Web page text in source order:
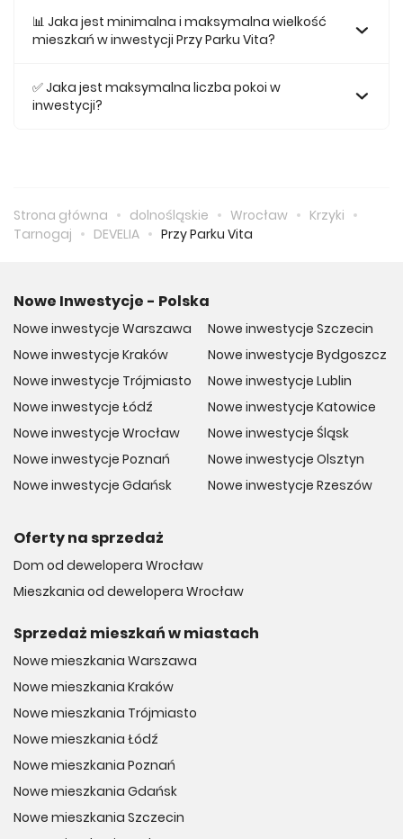
451 828 zł.
📊 Jaka jest minimalna i maksymalna wielkość
mieszkań w inwestycji Przy Parku Vita?
Vita posiada 100,62, natomiast najmniejsze mieszkanie
ma metraż 29,34.
✅ Jaka jest maksymalna liczba pokoi w
inwestycji?
Strona główna dolnośląskie Wrocław
Krzyki
Tarnogaj
DEVELIA Przy Parku Vita
Nowe Inwestycje - Polska
Nowe inwestycje Warszawa
Nowe inwestycje Kraków
Nowe inwestycje Trójmiasto
Nowe inwestycje Łódź
Nowe inwestycje Wrocław
Nowe inwestycje Poznań
Nowe inwestycje Gdańsk
Nowe inwestycje Szczecin
Nowe inwestycje Bydgoszcz
Nowe inwestycje Lublin
Nowe inwestycje Katowice
Nowe inwestycje Śląsk
Nowe inwestycje Olsztyn
Nowe inwestycje Rzeszów
Oferty na sprzedaż
Dom od dewelopera Wrocław
Mieszkania od dewelopera Wrocław
Sprzedaż mieszkań w miastach
Nowe mieszkania Warszawa
Nowe mieszkania Kraków
Nowe mieszkania Trójmiasto
Nowe mieszkania Łódź
Nowe mieszkania Poznań
Nowe mieszkania Gdańsk
Nowe mieszkania Szczecin